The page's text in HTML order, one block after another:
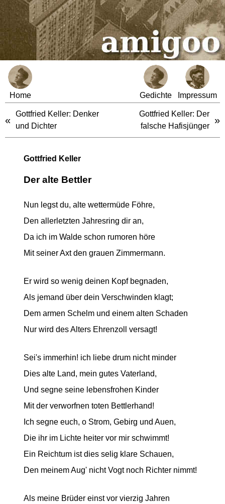
Home Gedichte Impressum
«
Gottfried Keller: Denker
und Dichter
Gottfried Keller: Der
falsche Hafisjünger
»
Gottfried Keller
Der alte Bettler
Nun legst du, alte wettermüde Föhre,
Den allerletzten Jahresring dir an,
Da ich im Walde schon rumoren höre
Mit seiner Axt den grauen Zimmermann.
Er wird so wenig deinen Kopf begnaden,
Als jemand über dein Verschwinden klagt;
Dem armen Schelm und einem alten Schaden
Nur wird des Alters Ehrenzoll versagt!
Sei's immerhin! ich liebe drum nicht minder
Dies alte Land, mein gutes Vaterland,
Und segne seine lebensfrohen Kinder
Mit der verworfnen toten Bettlerhand!
Ich segne euch, o Strom, Gebirg und Auen,
Die ihr im Lichte heiter vor mir schwimmt!
Ein Reichtum ist dies selig klare Schauen,
Den meinem Aug' nicht Vogt noch Richter nimmt!
Als meine Brüder einst vor vierzig Jahren